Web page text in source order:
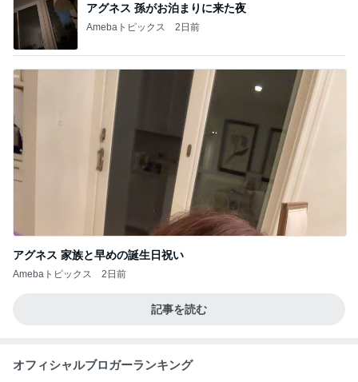
アグネス 孫がお泊まりに来た夜
Amebaトピックス 2日前
アグネス 家族と早めの誕生日祝い
Amebaトピックス 2日前
記事を読む
オフィシャルブロガーランキング